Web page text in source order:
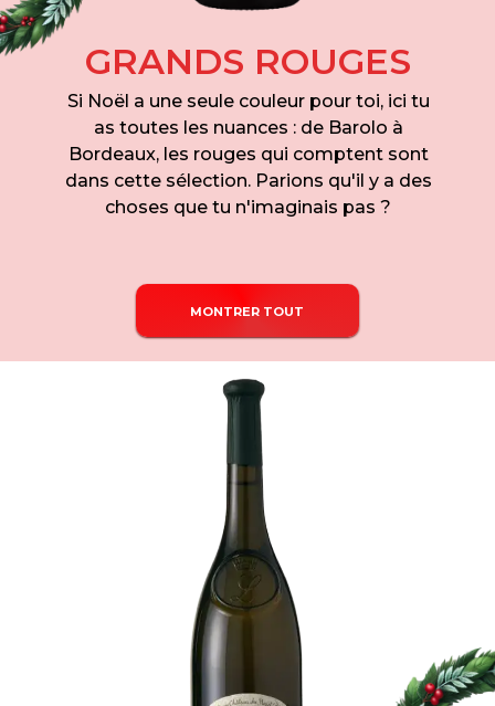
Si Noël a une seule couleur pour toi, ici tu
as toutes les nuances : de Barolo à
Bordeaux, les rouges qui comptent sont
dans cette sélection. Parions qu'il y a des
choses que tu n'imaginais pas ?
MONTRER TOUT
GRANDS ROUGES